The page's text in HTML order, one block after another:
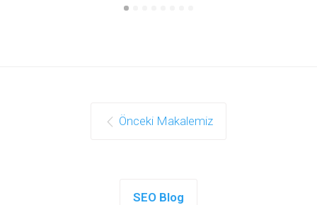
Önceki Makalemiz
SEO Blog